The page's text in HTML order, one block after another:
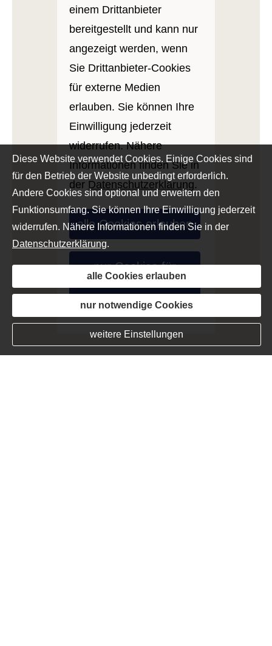
einem Drittanbieter
bereitgestellt und kann nur
angezeigt werden, wenn
Sie Drittanbieter-Cookies
für externe Medien
erlauben. Sie können Ihre
Einwilligung jederzeit
widerrufen. Nähere
Informationen finden Sie in
der Datenschutzerklärung.
alle Cookies erlauben
nur Cookies für
externe Medien
erlauben
Diese Website verwendet Cookies. Einige Cookies sind
für den Betrieb der Website unbedingt erforderlich.
Andere Cookies sind optional und erweitern den
Funktionsumfang. Sie können Ihre Einwilligung jederzeit
widerrufen. Nähere Informationen finden Sie in der
Datenschutzerklärung.
alle Cookies erlauben
nur notwendige Cookies
weitere Einstellungen